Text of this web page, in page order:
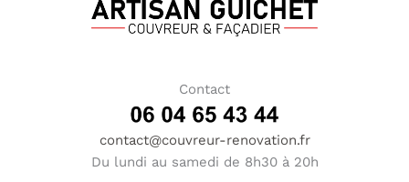
Contact
contact@couvreur-renovation.fr
Du lundi au samedi de 8h30 à 20h